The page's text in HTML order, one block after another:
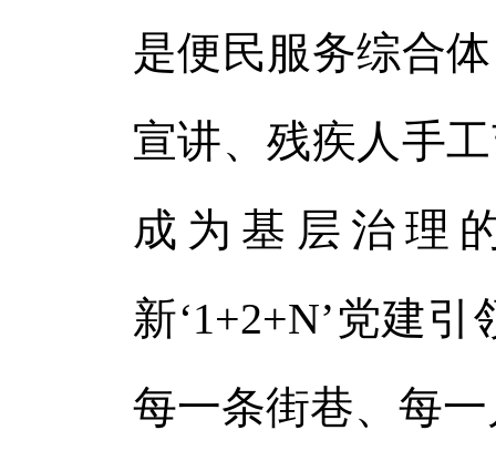
是便民服务综合
宣讲、残疾人手
成为基层治理
新‘1+2+N’党建
每一条街巷、每